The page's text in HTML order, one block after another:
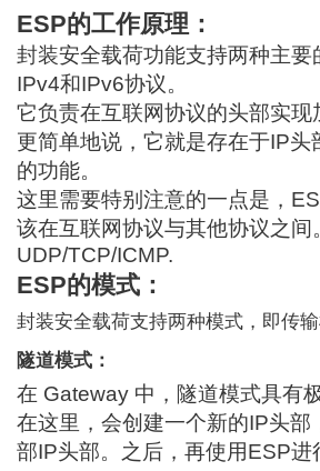
ESP的工作原理：
封装安全载荷功能支持两种主要
IPv4和IPv6协议。
它负责在互联网协议的头部实现
更简单地说，它就是存在于IP头
的功能。
这里需要特别注意的一点是，
该在互联网协议与其他协议之间
UDP/TCP/ICMP.
ESP的模式：
封装安全载荷支持两种模式，即传输
隧道模式：
在 Gateway 中，隧道模式具有
在这里，会创建一个新的IP头部
部IP头部。之后，再使用ESP进